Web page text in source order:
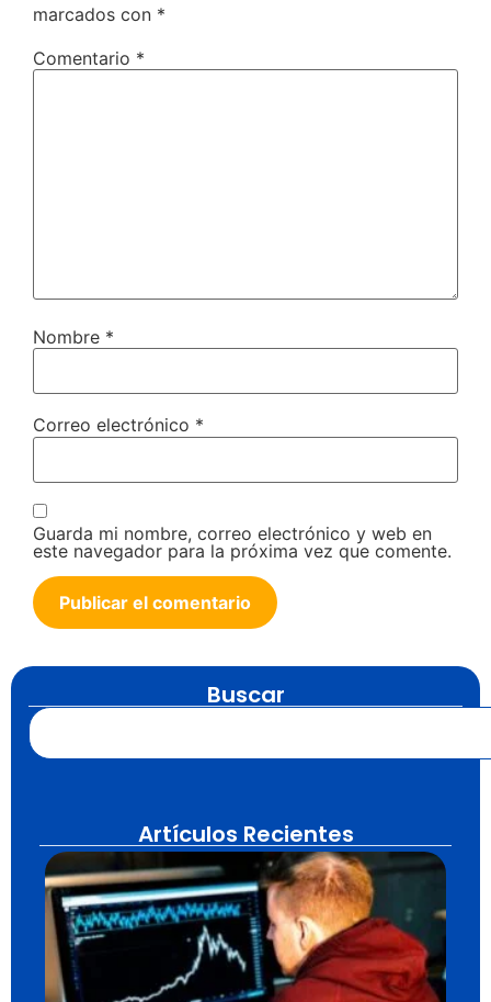
Buscar
Artículos Recientes
marcados con *
Comentario *
Nombre *
Correo electrónico *
Guarda mi nombre, correo electrónico y web en
este navegador para la próxima vez que comente.